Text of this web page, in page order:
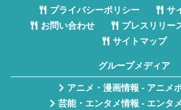
プライバシーポリシー
サ
お問い合わせ
プレスリリー
サイトマップ
グループメディア
アニメ・漫画情報 - アニメ
芸能・エンタメ情報 - エンタ